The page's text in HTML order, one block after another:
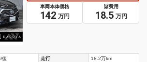
車両本体価格
142 万円
諸費用
18.5 万円
後 走行
18.2万km